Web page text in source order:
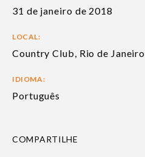
31 de janeiro de 2018
LOCAL:
Country Club, Rio de Janeiro
IDIOMA:
Português
COMPARTILHE